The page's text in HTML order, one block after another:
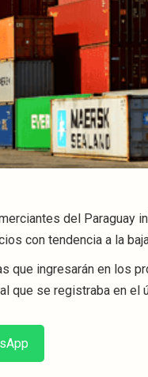
del Paraguay
con tendencia a la
que ingresarán en los
que se registraba en el